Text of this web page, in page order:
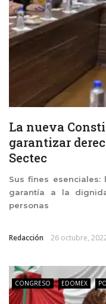
La nueva
garantizar
Sectec
Sus fines
garantía a la
personas
Redacción 26 octubre,
CONGRESO EDOMEX